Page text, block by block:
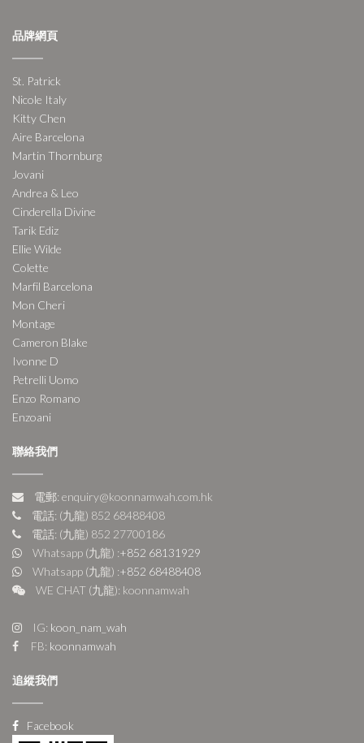
品牌網頁
St. Patrick
Nicole Italy
Kitty Chen
Aire Barcelona
Martin Thornburg
Jovani
Andrea & Leo
Cinderella Divine
Tarik Ediz
Ellie Wilde
Colette
Marfil Barcelona
Mon Cheri
Montage
Cameron Blake
Ivonne D
Petrelli Uomo
Enzo Romano
Enzoani
聯絡我們
電郵: enquiry@koonnamwah.com.hk
電話: (九龍) 852 68488408
電話: (九龍) 852 27700186
Whatsapp (九龍) :+852 68131929
Whatsapp (九龍) :+852 68488408
WE CHAT (九龍): koonnamwah
IG: koon_nam_wah
FB: koonnamwah
追縱我們
Facebook